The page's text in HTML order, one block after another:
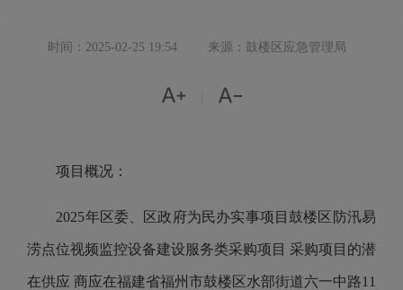
时间：2025-02-25 19:54 来源：鼓楼区应急管理局
 
项目概况：
2025年区委、区政府为民办实事项目鼓楼区防汛易
涝点位视频监控设备建设服务类采购项目 采购项目的潜
在供应 商应在福建省福州市鼓楼区水部街道六一中路11